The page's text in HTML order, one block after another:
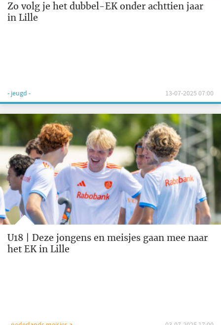
Zo volg je het dubbel-EK onder achttien jaar
in Lille
- jeugd - 13-07-2025 07:00
U18 | Deze jongens en meisjes gaan mee naar
het EK in Lille